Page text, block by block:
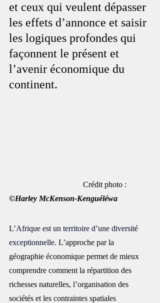
et ceux qui veulent dépasser
les effets d’annonce et saisir
les logiques profondes qui
façonnent le présent et
l’avenir économique du
continent.
                                     Crédit photo :
©Harley McKenson-Kenguéléwa
L’Afrique est un territoire d’une diversité
exceptionnelle. L’approche par la
géographie économique permet de mieux
comprendre comment la répartition des
richesses naturelles, l’organisation des
sociétés et les contraintes spatiales